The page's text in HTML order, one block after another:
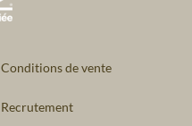
Conditions de vente
Recrutement